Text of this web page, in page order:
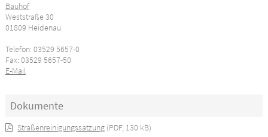
Bauhof
Weststraße 30
01809 Heidenau
Telefon: 03529 5657-0
Fax: 03529 5657-50
E-Mail
Dokumente
Straßenreinigungssatzung (PDF, 130 kB)